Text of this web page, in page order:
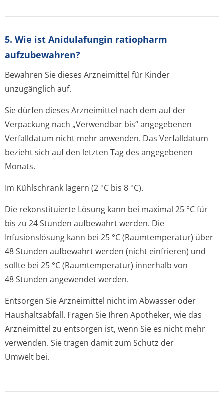
5. Wie ist Anidulafungin ratiopharm
aufzubewahren?
Bewahren Sie dieses Arzneimittel für Kinder
unzugänglich auf.
Sie dürfen dieses Arzneimittel nach dem auf der
Verpackung nach „Verwendbar bis“ angegebenen
Verfalldatum nicht mehr anwenden. Das Verfalldatum
bezieht sich auf den letzten Tag des angegebenen
Monats.
Im Kühlschrank lagern (2 °C bis 8 °C).
Die rekonstituierte Lösung kann bei maximal 25 °C für
bis zu 24 Stunden aufbewahrt werden. Die
Infusionslösung kann bei 25 °C (Raumtemperatur) über
48 Stunden aufbewahrt werden (nicht einfrieren) und
sollte bei 25 °C (Raumtemperatur) innerhalb von
48 Stunden angewendet werden.
Entsorgen Sie Arzneimittel nicht im Abwasser oder
Haushaltsabfall. Fragen Sie Ihren Apotheker, wie das
Arzneimittel zu entsorgen ist, wenn Sie es nicht mehr
verwenden. Sie tragen damit zum Schutz der
Umwelt bei.